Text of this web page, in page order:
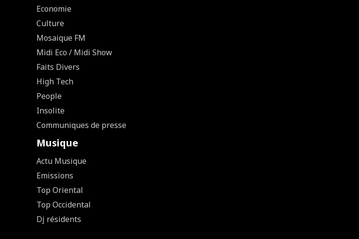
Economie
Culture
Mosaique FM
Midi Eco / Midi Show
Faits Divers
High Tech
People
Insolite
Communiques de presse
Musique
Actu Musique
Emissions
Top Oriental
Top Occidental
Dj résidents